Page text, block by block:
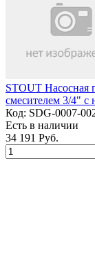
STOUT Насосная
смесителем 3/4" с
Код: SDG-0007-
Есть в наличии
34 191 Руб.